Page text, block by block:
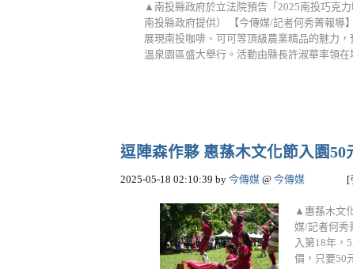
▲南投縣政府於立法院預告「2025南投巧克
南投縣政府提供） 【今傳媒/記者何秀菁報導
展現南投咖啡、可可等頂級農業精品的魅力
溫泉園區盛大舉行。活動由縣長許淑華率領在
逗陣森作夥 惠蓀木文化節入園
2025-05-18 02:10:39 by 今傳媒 @ 今傳媒 [
▲惠蓀木文
媒/記者何秀
入第18年，
價，只要50